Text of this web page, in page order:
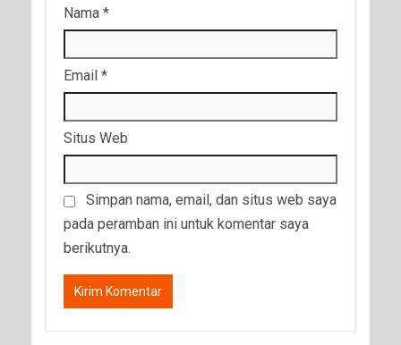
Nama *
Email *
Situs Web
Simpan nama, email, dan situs web saya
pada peramban ini untuk komentar saya
berikutnya.